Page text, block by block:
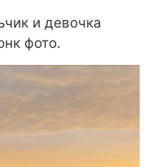
и девочка
фото.